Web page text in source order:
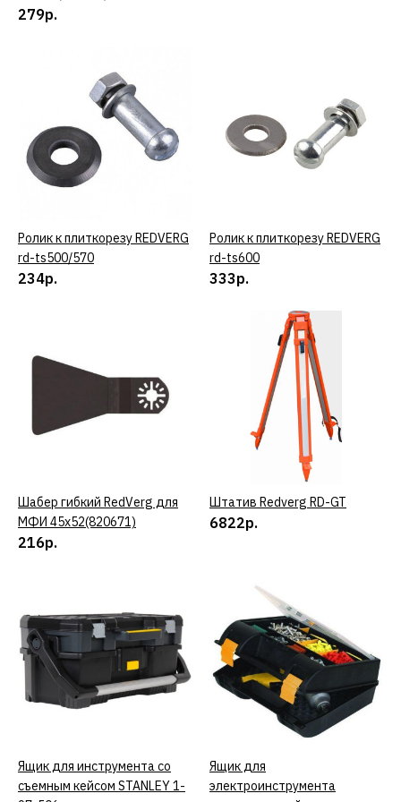
828р.
КУПИТЬ
Набор принадлежностей
RedVerg №2 для МФИ 4
предмета(820691)
КУПИТЬ
ДОБАВИТЬ К СРАВНЕНИЮ
ДОБАВИТЬ В ПОЖЕЛАНИЯ
RedVerg №4 для МФИ 3
предмета(820711)
1008р.
КУПИТЬ
ДОБАВИТЬ В ПОЖЕЛАНИЯ
279р.
КУПИТЬ
Ролик к плиткорезу REDVERG
rd-ts500/570
234р.
КУПИТЬ
Ролик к плиткорезу REDVERG
rd-ts600
333р.
КУПИТЬ
Шабер гибкий RedVerg для
МФИ 45х52(820671)
216р.
КУПИТЬ
Штатив Redverg RD-GT
6822р.
КУПИТЬ
Ящик для инструмента со
съемным кейсом STANLEY 1-
Ящик для
электроинструмента